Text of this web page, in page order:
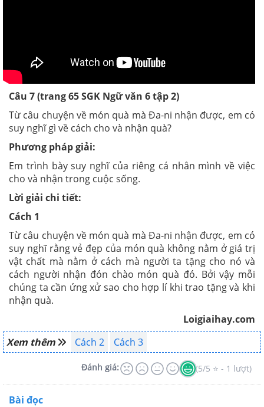
Câu 7 (trang 65 SGK Ngữ văn 6 tập 2)
Từ câu chuyện về món quà mà Đa-ni nhận được, em có
suy nghĩ gì về cách cho và nhận quà?
Phương pháp giải:
Em trình bày suy nghĩ của riêng cá nhân mình về việc
cho và nhận trong cuộc sống.
Lời giải chi tiết:
Cách 1
Từ câu chuyện về món quà mà Đa-ni nhận được, em có
suy nghĩ rằng vẻ đẹp của món quà không nằm ở giá trị
vật chất mà nằm ở cách mà người ta tặng cho nó và
cách người nhận đón chào món quà đó. Bởi vậy mỗi
chúng ta cần ứng xử sao cho hợp lí khi trao tặng và khi
nhận quà.
Loigiaihay.com
Xem thêm
Cách 2 Cách 3
Đánh giá: (5/5 ⭐ - 1 lượt)
Bài đọc